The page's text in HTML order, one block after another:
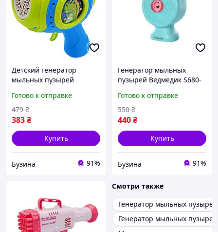
Детский генератор
мыльных пузырей
светом buzyna
Готово к отправке
383₴
479 ₴
Купить
Бузина 91%
Генератор мыльных
пузырей Ведмедик S680-
Готово к отправке
440₴
550 ₴
Купить
Бузина 91%
Смотри также
Генератор мыльных пузырей
Генератор мыльных